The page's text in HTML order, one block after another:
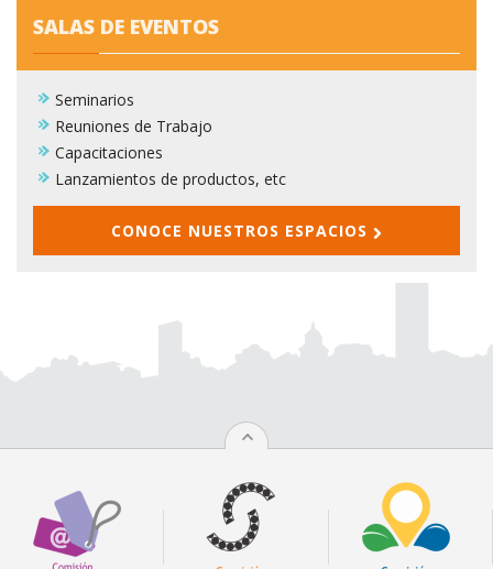
SALAS DE EVENTOS
Seminarios
Reuniones de Trabajo
Capacitaciones
Lanzamientos de productos, etc
CONOCE NUESTROS ESPACIOS